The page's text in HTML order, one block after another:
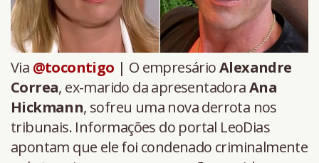
Via @tocontigo | O empresárioAlexandre
Correa, ex-marido da apresentadoraAna
Hickmann, sofreu uma nova derrota nos
tribunais. Informações do portal LeoDias
apontam que ele foi condenado criminalmente